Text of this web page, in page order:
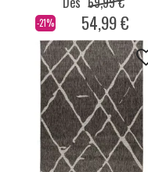
-21% 54,99 €